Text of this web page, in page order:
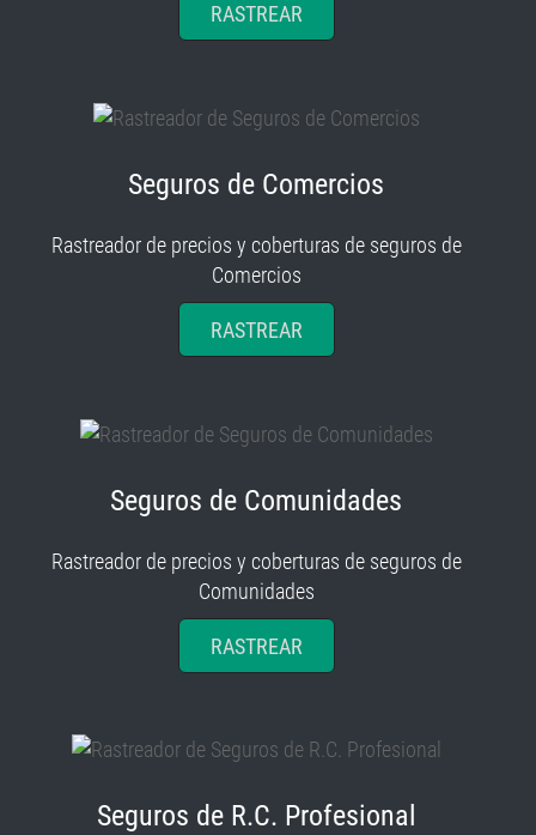
RASTREAR
Seguros de Comercios
Rastreador de precios y coberturas de seguros de
Comercios
RASTREAR
Seguros de Comunidades
Rastreador de precios y coberturas de seguros de
Comunidades
RASTREAR
Seguros de R.C. Profesional